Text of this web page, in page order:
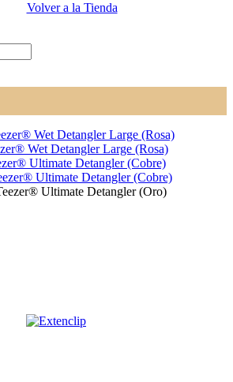
Volver a la Tienda
Wet Detangler Large (Rosa)
Ultimate Detangler (Cobre)